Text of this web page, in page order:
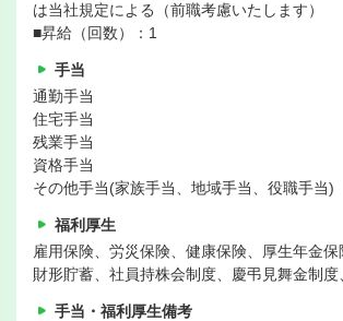
は当社規定による（前職考慮いたします）
■昇給（回数）：1
手当
通勤手当
住宅手当
残業手当
資格手当
その他手当(家族手当、地域手当、役職手当)
福利厚生
雇用保険、労災保険、健康保険、厚生年金保
財形貯蓄、社員持株会制度、慶弔見舞金制度
手当・福利厚生備考